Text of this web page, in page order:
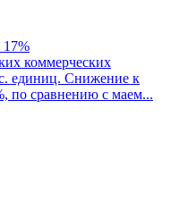
17%
коммерческих
единиц. Снижение к
по сравнению с маем...